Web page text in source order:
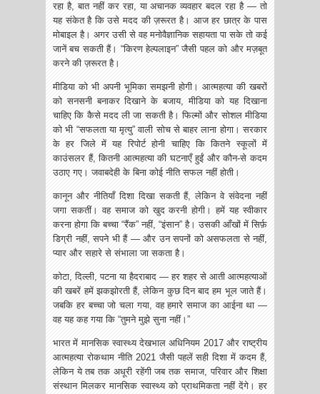
रहा है, बात नहीं कर रहा, या अचानक व्यवहार बदल रहा है — तो
यह संकेत है कि उसे मदद की ज़रूरत है। आज हर छात्र के पास
मोबाइल है। अगर उसी से वह मनोवैज्ञानिक सहायता पा सके तो कई
जानें बच सकती हैं। “किरण हेल्पलाइन” जैसी पहल को और मज़बूत
करने की ज़रूरत है।
मीडिया को भी अपनी भूमिका समझनी होगी। आत्महत्या की खबरों
को सनसनी बनाकर दिखाने के बजाय, मीडिया को यह दिखाना
चाहिए कि कैसे मदद ली जा सकती है। फिल्मों और सोशल मीडिया
को भी “सफलता या मृत्यु” वाली सोच से बाहर लाना होगा। सरकार
के हर जिले में यह रिपोर्ट होनी चाहिए कि कितने स्कूलों में
काउंसलर हैं, कितनी आत्महत्या की घटनाएँ हुईं और कौन-से कदम
उठाए गए। जवाबदेही के बिना कोई नीति सफल नहीं होती।
कानून और नीतियाँ दिशा दिखा सकती हैं, लेकिन वे संवेदना नहीं
जगा सकतीं। वह समाज को खुद करनी होगी। हमें यह स्वीकार
करना होगा कि बच्चा “रैंक” नहीं, “इंसान” है। उसकी आँखों में सिर्फ़
डिग्री नहीं, सपने भी हैं — और उन सपनों को असफलता से नहीं,
प्यार और सहारे से संभाला जा सकता है।
कोटा, दिल्ली, पटना या हैदराबाद — हर शहर से आती आत्महत्याओं
की खबरें हमें झकझोरती हैं, लेकिन कुछ दिन बाद हम भूल जाते हैं।
जबकि हर बच्चा जो चला गया, वह हमारे समाज का आईना था —
वह यह कह गया कि “तुमने मुझे सुना नहीं।”
भारत में मानसिक स्वास्थ्य देखभाल अधिनियम 2017 और राष्ट्रीय
आत्महत्या रोकथाम नीति 2021 जैसी पहलें सही दिशा में कदम हैं,
लेकिन ये तब तक अधूरी रहेंगी जब तक समाज, परिवार और शिक्षा
संस्थान मिलकर मानसिक स्वास्थ्य को प्राथमिकता नहीं देंगे। हर